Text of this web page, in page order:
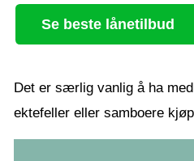
Se beste lånetilbud
Det er særlig vanlig å ha
ektefeller eller samboere